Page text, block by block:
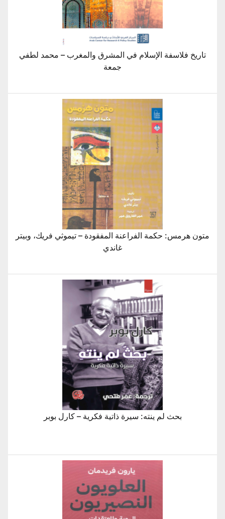
تاريخ فلاسفة الإسلام في المشرق والمغرب – محمد لطفي
جمعة
متون هرمس: حكمة الفراعنة المفقودة – تيموثي فريك، وبيتر
غاندي
بحث لم ينته: سيرة ذاتية فكرية – كارل بوبر